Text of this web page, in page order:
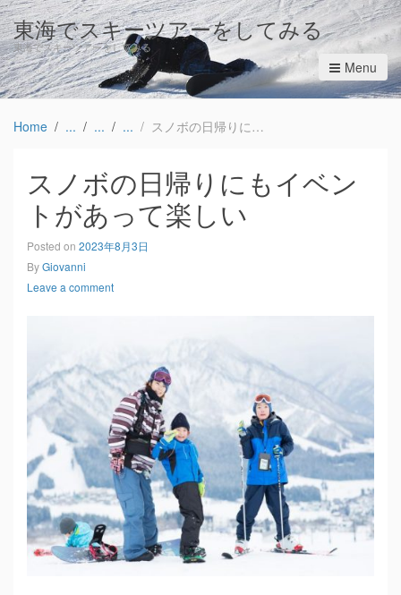
東海でスキーツアーをしてみる
東海でスキーツアーをしてみる
Menu
Home スノボの日帰りにもイベントがあって楽しい
スノボの日帰りにもイベン
トがあって楽しい
Posted on 2023年8月3日
ByGiovanni
Leave a comment